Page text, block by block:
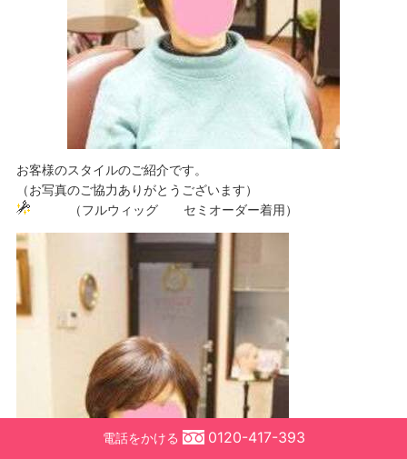
お客様のスタイルのご紹介です。
（お写真のご協力ありがとうございます）
（フルウィッグ セミオーダー着用）
電話をかける 0120-417-393